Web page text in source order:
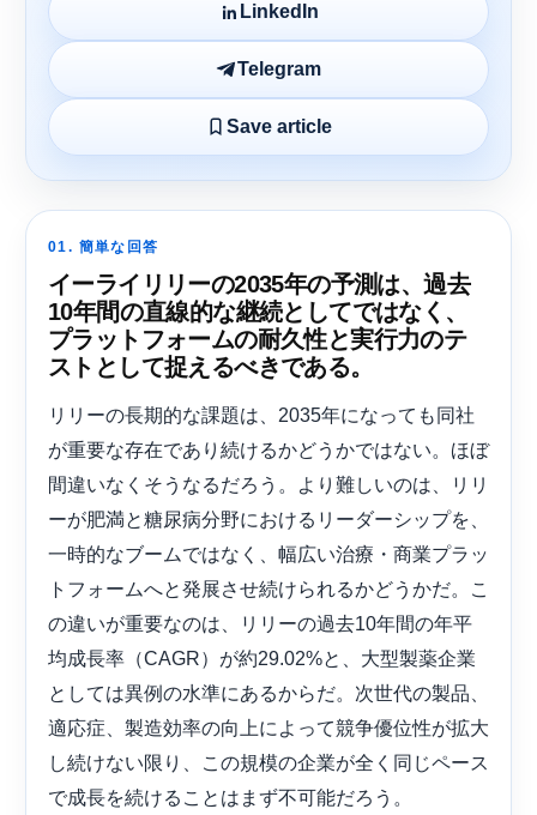
LinkedIn
Telegram
Save article
01. 簡単な回答
イーライリリーの2035年の予測は、過去
10年間の直線的な継続としてではなく、
プラットフォームの耐久性と実行力のテ
ストとして捉えるべきである。
リリーの長期的な課題は、2035年になっても同社
が重要な存在であり続けるかどうかではない。ほぼ
間違いなくそうなるだろう。より難しいのは、リリ
ーが肥満と糖尿病分野におけるリーダーシップを、
一時的なブームではなく、幅広い治療・商業プラッ
トフォームへと発展させ続けられるかどうかだ。こ
の違いが重要なのは、リリーの過去10年間の年平
均成長率（CAGR）が約29.02%と、大型製薬企業
としては異例の水準にあるからだ。次世代の製品、
適応症、製造効率の向上によって競争優位性が拡大
し続けない限り、この規模の企業が全く同じペース
で成長を続けることはまず不可能だろう。